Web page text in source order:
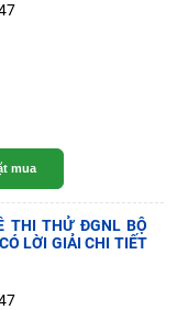
mua
THI THỬ ĐGNL BỘ
LỜI GIẢI CHI TIẾT